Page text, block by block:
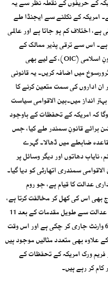
کے حریفوں کے نقطہ نظر سے یہ
امریکہ کے نکلنے سے ایجنڈا طے
اختلاف کم ہو جاتا ہے اور عالمی
اس سے ترقی پذیر ممالک کے
منظم بلاکس، جیسے جی 77 یا تنظیم تعاونِ اسلامی (OIC)، کے لیے بھی
میں اضافہ کریں۔ یہ قانونی
ان اداروں کی سمت متعین کرنے کا
انداز میں۔بین الاقوامی سیاست
کہ امریکہ کے تحفظات کے باوجود
کا معروف کنونشن برائے قانونِ سمندر طے کیا، جس
ضابطے میں ڈھالا۔ گہرے
دھاتوں اور دیگر وسائل پر
سمندری اتھارٹی کو دیا گیا۔
عدالت کا قیام ہے، جو روم
بھی اس کی کھل کر مخالفت کرتا ہے،
مگر اس کے باوجود یہ عدالت قائم ہے،اس عدالت سے طویل مقدمات کے بعد 11
سزائیں سنا چکی ہے،گرفتاری کے تقریباً 60 وارنٹ جاری کر چکی ہے اور اس وقت
علاوہ بھی متعدد مثالیں موجود ہیں
ورک امریکہ کے تحفظات کے
کر رہے ہیں۔